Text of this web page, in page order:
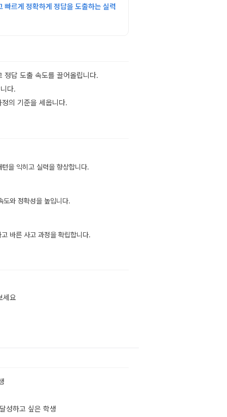
빠르게 정확하게 정답을 도출하는 실력
정답 도출 속도를 끌어올립니다.
다.
의 기준을 세웁니다.
을 익히고 실력을 향상합니다.
도와 정확성을 높입니다.
바른 사고 과정을 확립합니다.
세요
성하고 싶은 학생